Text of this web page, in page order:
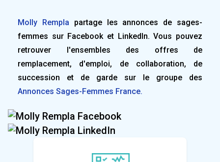
Molly Rempla partage les annonces de sages-
femmes sur Facebook et LinkedIn. Vous pouvez
retrouver l'ensembles des offres de
remplacement, d'emploi, de collaboration, de
succession et de garde sur le groupe des
Annonces Sages-Femmes France.